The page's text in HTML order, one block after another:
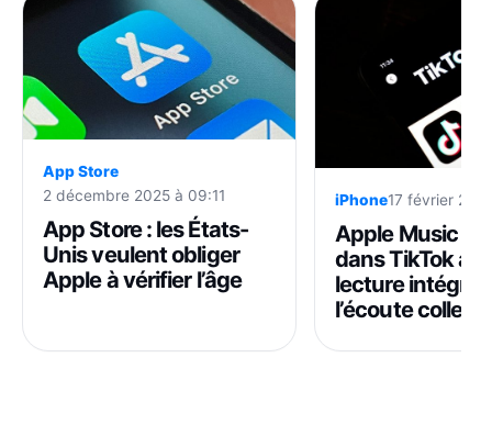
App Store
2 décembre 2025 à 09:11
App Store : les États-
Unis veulent obliger
Apple à vérifier l’âge
iPhone17 février
Apple Music
dans TikTok
lecture
l’écoute